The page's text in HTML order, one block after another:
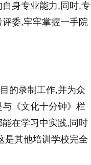
身专业能力,同时,专
委,牢牢掌握一手院
的录制工作,并为众
《文化十分钟》栏
在学习中实践,同时
是其他培训学校完全